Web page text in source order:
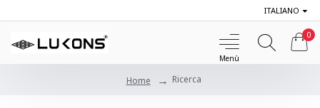
ITALIANO
0
Home Ricerca